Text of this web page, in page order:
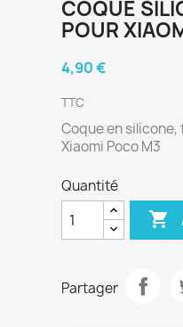
COQUE
POUR
4,90 €
TTC
Coque en
Xiaomi Poco M3
Quantité

Partager